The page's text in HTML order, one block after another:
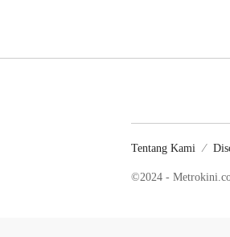
Tentang Kami
©2024 -